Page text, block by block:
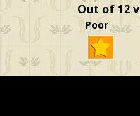
Out of 12
Poor